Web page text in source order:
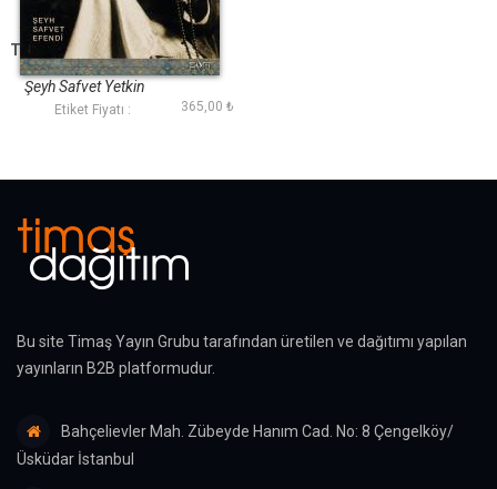
Tasavvufun Zaferleri
Şeyh Safvet Yetkin
Etiket Fiyatı : 365,00 ₺
Bu site Timaş Yayın Grubu tarafından üretilen ve dağıtımı yapılan
yayınların B2B platformudur.
Bahçelievler Mah. Zübeyde Hanım Cad. No: 8 Çengelköy/
Üsküdar İstanbul